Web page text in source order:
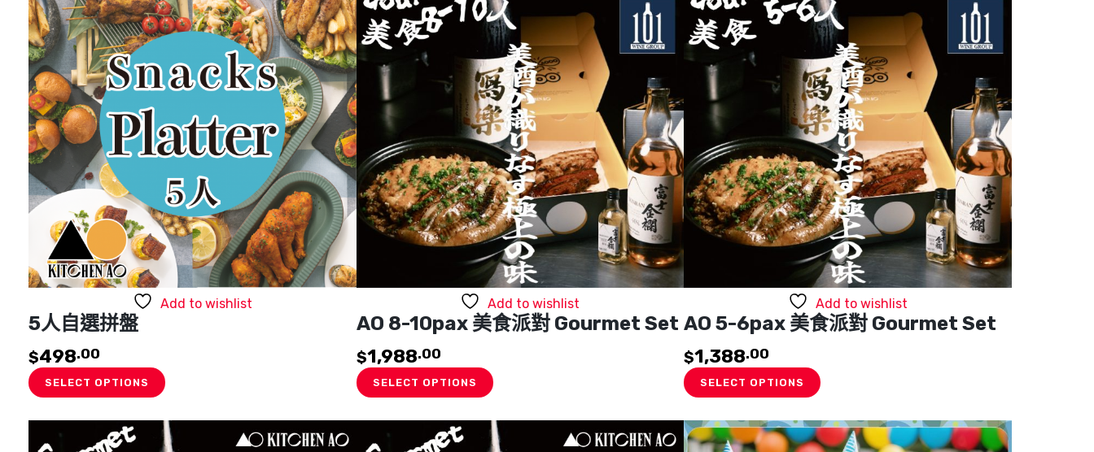
Add to wishlist
5人自選拼盤
$498.00
SELECT OPTIONS
Add to wishlist
AO 8-10pax 美食派對 Gourmet Set
$1,988.00
SELECT OPTIONS
Add to wishlist
AO 5-6pax 美食派對 Gourmet Set
$1,388.00
SELECT OPTIONS